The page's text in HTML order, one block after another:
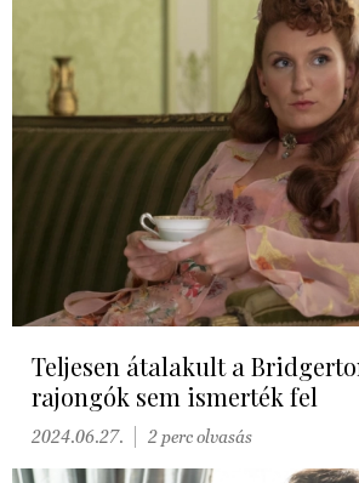
Teljesen átalakult a
rajongók sem ismerték fel
2024.06.27. 2 perc olvasás